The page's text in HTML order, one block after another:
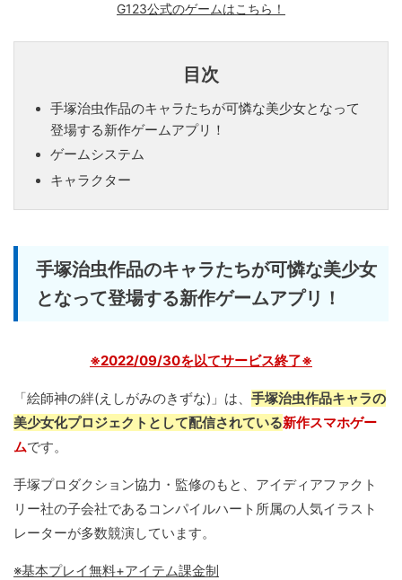
G123公式のゲームはこちら！
目次
手塚治虫作品のキャラたちが可憐な美少女となって
登場する新作ゲームアプリ！
ゲームシステム
キャラクター
手塚治虫作品のキャラたちが可憐な美少女
となって登場する新作ゲームアプリ！
※2022/09/30を以てサービス終了※
「絵師神の絆(えしがみのきずな)」は、 手塚治虫作品キャラの
美少女化プロジェクトとして配信されている新作スマホゲー
ムです。
手塚プロダクション協力・監修のもと、アイディアファクト
リー社の子会社であるコンパイルハート所属の人気イラスト
レーターが多数競演しています。
※基本プレイ無料+アイテム課金制